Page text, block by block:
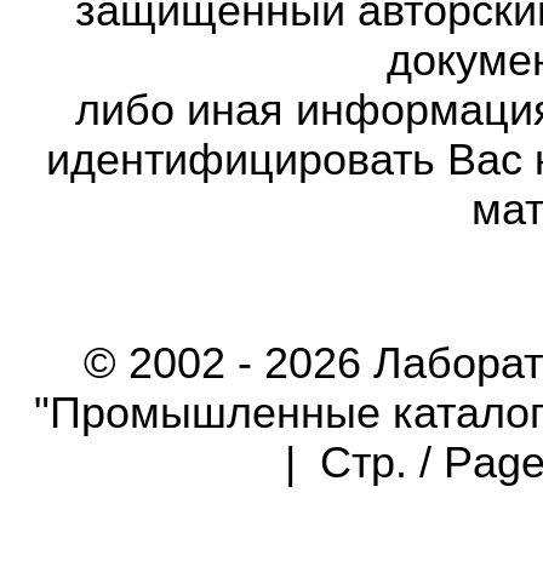
защищённый
либо иная
идентифицировать Вас
© 2002 - 2026
"Промышленные
| Стр. /